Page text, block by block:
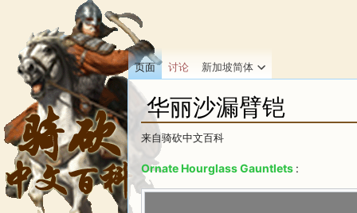
华丽沙漏臂铠
来自骑砍中文百科
跳转至：
Ornate Hourglass Gauntlets :
页面 讨论 新加坡简体